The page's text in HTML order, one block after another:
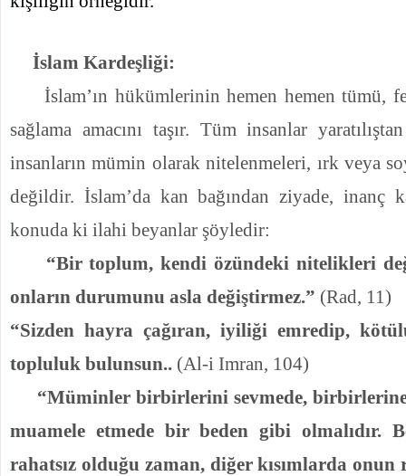
İslam Kardeşliği:
İslam’ın hükümlerinin hemen hemen tümü,
sağlama amacını taşır. Tüm insanlar
insanların mümin olarak nitelenmeleri, ırk veya
değildir. İslam’da kan bağından ziyade, inanç
konuda ki ilahi beyanlar şöyledir:
“Bir toplum, kendi özündeki nitelikleri
onların durumunu asla değiştirmez.” (Rad, 11)
“Sizden hayra çağıran, iyiliği emredip,
topluluk bulunsun.. (Al-i Imran, 104)
“Müminler birbirlerini sevmede,
muamele etmede bir beden gibi olmalıdır.
rahatsız olduğu zaman, diğer kısımlarda onun